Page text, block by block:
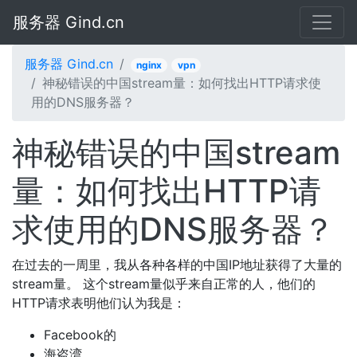
服务器 Gind.cn
服务器 Gind.cn nginx vpn
神秘错误的中国stream量：如何找出HTTP请求使
用的DNS服务器？
神秘错误的中国stream
量：如何找出HTTP请
求使用的DNS服务器？
在过去的一周里，我从各种各样的中国IP地址获得了大量的
stream量。 这个stream量似乎来自正常的人，他们的
HTTP请求表明他们认为我是：
Facebook的
海盗湾